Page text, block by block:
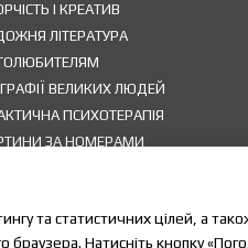
І КРЕАТИВ
ЛІТЕРАТУРА
ВЕЛИКИХ ЛЮДЕЙ
ПСИХОТЕРАПІЯ
ЗА НОМЕРАМИ
ЛІТЕРАТУРА
та статистичних цілей, а
Натисніть кнопку